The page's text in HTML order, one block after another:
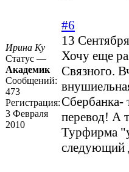
Ирина Ку
Статус —
Академик
Сообщений:
473
Регистрация:
3 Февраля
2010
#6
13
Хочу еще
Связного.
Сбербанка-
перевод! А
Турфирма
следующий